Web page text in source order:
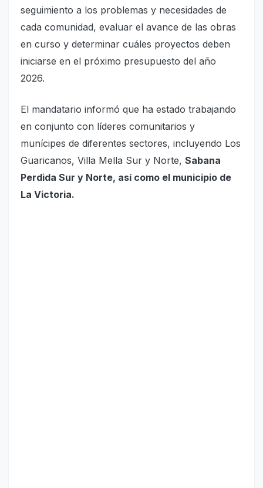
seguimiento a los problemas y necesidades de
cada comunidad, evaluar el avance de las obras
en curso y determinar cuáles proyectos deben
iniciarse en el próximo presupuesto del año
2026.
El mandatario informó que ha estado trabajando
en conjunto con líderes comunitarios y
munícipes de diferentes sectores, incluyendo Los
Guaricanos, Villa Mella Sur y Norte, Sabana
Perdida Sur y Norte, así como el municipio de
La Victoria.